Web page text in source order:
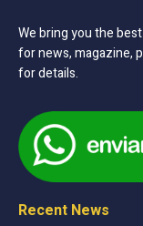
We bring you the
for news, magazine,
for details.
Recent News